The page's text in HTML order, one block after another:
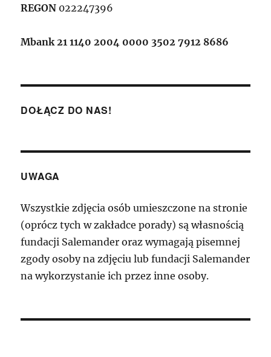
REGON 022247396
Mbank 21 1140 2004 0000 3502 7912 8686
DOŁĄCZ DO NAS!
UWAGA
Wszystkie zdjęcia osób umieszczone na stronie
(oprócz tych w zakładce porady) są własnością
fundacji Salemander oraz wymagają pisemnej
zgody osoby na zdjęciu lub fundacji Salemander
na wykorzystanie ich przez inne osoby.